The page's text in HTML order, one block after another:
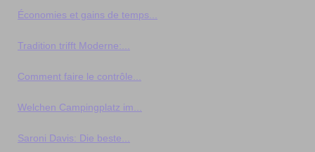
Économies et gains de temps...
Tradition trifft Moderne:...
Comment faire le contrôle...
Welchen Campingplatz im...
Saroni Davis: Die beste...